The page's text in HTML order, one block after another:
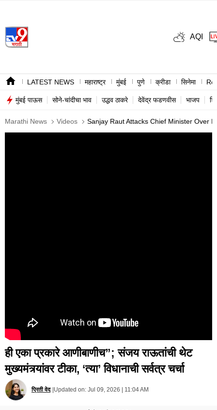
AQI
LATEST NEWS महाराष्ट्र मुंबई पुणे क्रीडा सिनेमा
मुंबई पाऊस सोने-चांदीचा भाव उद्धव ठाकरे देवेंद्र फडणवीस भाजप
Marathi News Videos Sanjay Raut Attacks Chief Minister Over
ही एका प्रकारे आणीबाणीच”; संजय राऊतांची थेट
मुख्यमंत्र्यांवर टीका, ‘त्या’ विधानाची सर्वत्र चर्चा
प्रिती वेद Updated on: Jul 09, 2026 | 11:04 AM